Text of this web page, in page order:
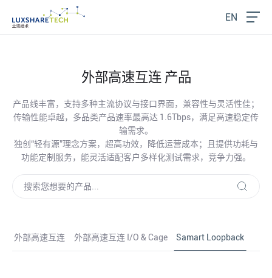
EN
外部高速互连 产品
产品线丰富，支持多种主流协议与接口界面，兼容性与灵活性佳；
传输性能卓越，多品类产品速率最高达 1.6Tbps，满足高速稳定传
输需求。
独创“轻有源”理念方案，超高功效，降低运营成本；且提供功耗与
功能定制服务，能灵活适配客户多样化测试需求，竞争力强。
外部高速互连 外部高速互连 I/O & Cage Samart Loopback